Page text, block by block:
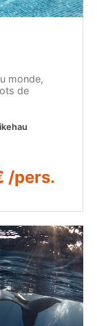
monde,
de
/pers.